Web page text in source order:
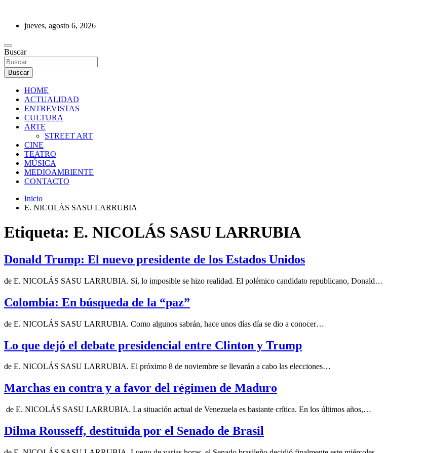
contenidojueves, agosto 6, 2026
REVISTA DE PRENSA
Buscar
Buscar
HOME
ACTUALIDAD
ENTREVISTAS
CULTURA
ARTE
STREET ART
CINE
TEATRO
MÚSICA
MEDIOAMBIENTE
CONTACTO
Inicio
E. NICOLÁS SASU LARRUBIA
Etiqueta: E. NICOLÁS SASU LARRUBIA
Donald Trump: El nuevo presidente de los Estados Unidos
de E. NICOLÁS SASU LARRUBIA. Sí, lo imposible se hizo realidad. El polémico candidato republicano, Donald…
Colombia: En búsqueda de la “paz”
de E. NICOLÁS SASU LARRUBIA. Como algunos sabrán, hace unos días día se dio a conocer…
Lo que dejó el debate presidencial entre Clinton y Trump
de E. NICOLÁS SASU LARRUBIA. El próximo 8 de noviembre se llevarán a cabo las elecciones…
Marchas en contra y a favor del régimen de Maduro
de E. NICOLÁS SASU LARRUBIA. La situación actual de Venezuela es bastante crítica. En los últimos años,…
Dilma Rousseff, destituida por el Senado de Brasil